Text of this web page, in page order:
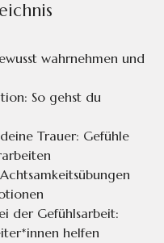
wahrnehmen und
So gehst du
Trauer: Gefühle
der Gefühlsarbeit:
helfen